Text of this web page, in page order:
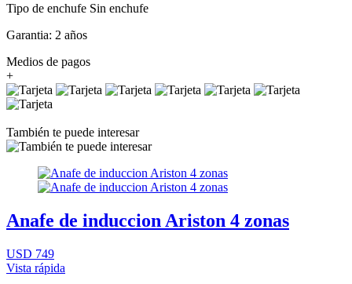
Tipo de enchufe Sin enchufe
Garantia: 2 años
Medios de pagos
+
También te puede interesar
Anafe de induccion Ariston 4 zonas
USD 749
Vista rápida